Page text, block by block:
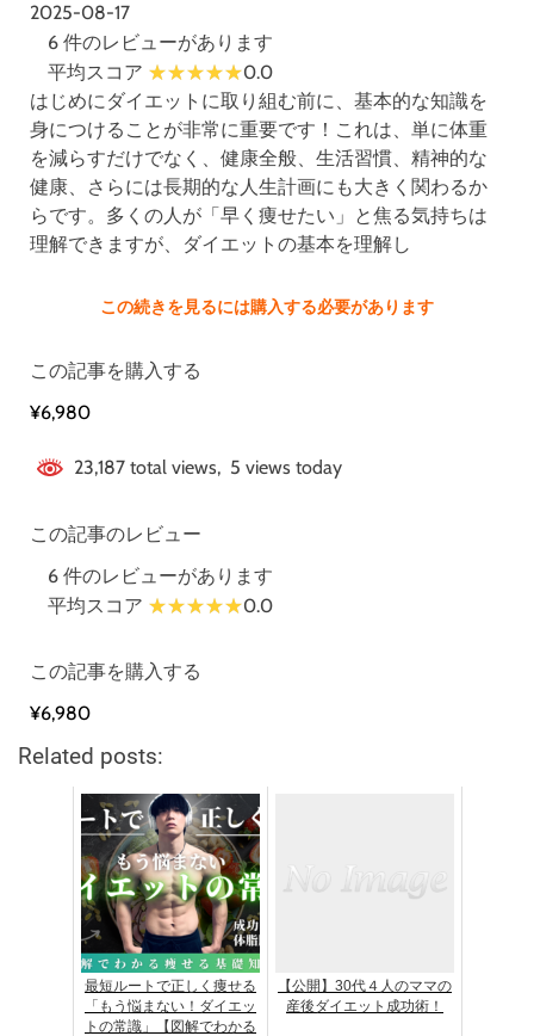
2025-08-17
6 件のレビューがあります
平均スコア
0.0
はじめにダイエットに取り組む前に、基本的な知識を
身につけることが非常に重要です！これは、単に体重
を減らすだけでなく、健康全般、生活習慣、精神的な
健康、さらには長期的な人生計画にも大きく関わるか
らです。多くの人が「早く痩せたい」と焦る気持ちは
理解できますが、ダイエットの基本を理解し
この続きを見るには購入する必要があります
この記事を購入する
¥6,980
23,187 total views, 5 views today
この記事のレビュー
6 件のレビューがあります
平均スコア
0.0
この記事を購入する
¥6,980
Related posts:
最短ルートで正しく痩せる
「もう悩まない！ダイエッ
トの常識」【図解でわかる
【公開】30代４人のママの
産後ダイエット成功術！